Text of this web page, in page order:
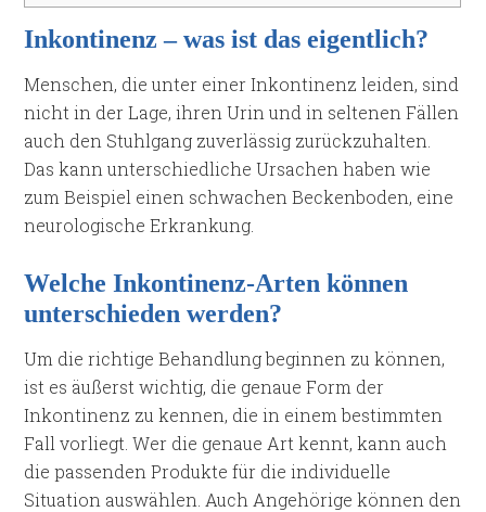
Inkontinenz – was ist das eigentlich?
Menschen, die unter einer Inkontinenz leiden, sind
nicht in der Lage, ihren Urin und in seltenen Fällen
auch den Stuhlgang zuverlässig zurückzuhalten.
Das kann unterschiedliche Ursachen haben wie
zum Beispiel einen schwachen Beckenboden, eine
neurologische Erkrankung.
Welche Inkontinenz-Arten können
unterschieden werden?
Um die richtige Behandlung beginnen zu können,
ist es äußerst wichtig, die genaue Form der
Inkontinenz zu kennen, die in einem bestimmten
Fall vorliegt. Wer die genaue Art kennt, kann auch
die passenden Produkte für die individuelle
Situation auswählen. Auch Angehörige können den